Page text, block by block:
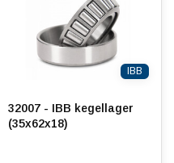
IBB
32007 - IBB kegellager
(35x62x18)